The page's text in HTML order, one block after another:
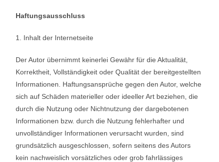
Haftungsausschluss
1. Inhalt der Internetseite
Der Autor übernimmt keinerlei Gewähr für die Aktualität,
Korrektheit, Vollständigkeit oder Qualität der bereitgestellten
Informationen. Haftungsansprüche gegen den Autor, welche
sich auf Schäden materieller oder ideeller Art beziehen, die
durch die Nutzung oder Nichtnutzung der dargebotenen
Informationen bzw. durch die Nutzung fehlerhafter und
unvollständiger Informationen verursacht wurden, sind
grundsätzlich ausgeschlossen, sofern seitens des Autors
kein nachweislich vorsätzliches oder grob fahrlässiges